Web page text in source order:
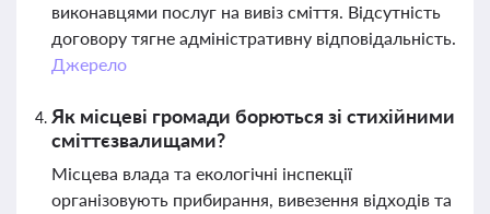
виконавцями послуг на вивіз сміття. Відсутність
договору тягне адміністративну відповідальність.
Джерело
Як місцеві громади борються зі стихійними
сміттєзвалищами?
Місцева влада та екологічні інспекції
організовують прибирання, вивезення відходів та